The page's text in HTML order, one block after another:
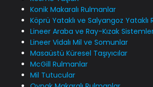
Konik Makaralı Rulmanlar
Köprü Yataklı ve Salyangoz Yataklı
Lineer Araba ve Ray-Kızak
Lineer Vidalı Mil ve Somunlar
Masaüstü Küresel Taşıyıcılar
McGill Rulmanlar
Mil Tutucular